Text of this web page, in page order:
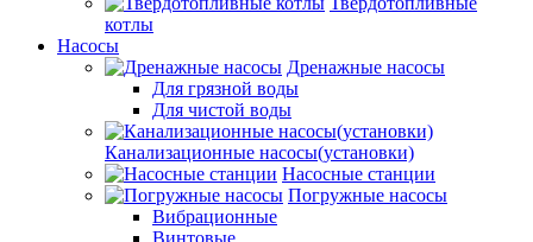
котлы
Насосы
Дренажные насосы
Для грязной воды
Для чистой воды
Канализационные насосы(установки)
Насосные станции
Погружные насосы
Вибрационные
Винтовые